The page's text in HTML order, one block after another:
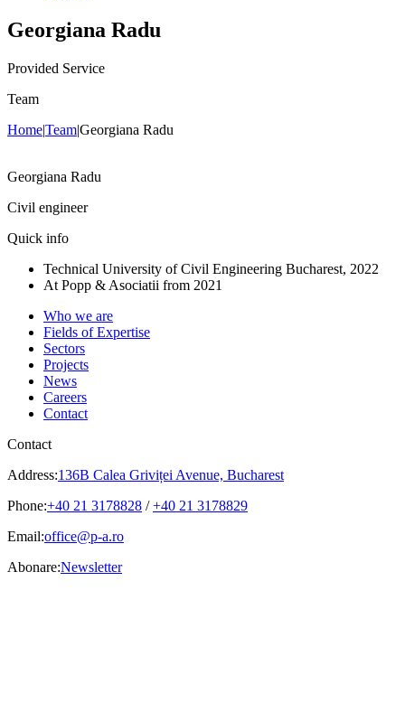
Georgiana Radu
Provided Service
Team
Home|Team|Georgiana Radu
Georgiana Radu
Civil engineer
Quick info
Technical University of Civil Engineering Bucharest, 2022
At Popp & Asociatii from 2021
Who we are
Fields of Expertise
Sectors
Projects
News
Careers
Contact
Contact
Address:136B Calea Griviței Avenue, Bucharest
Phone:+40 21 3178828 /+40 21 3178829
Email:office@p-a.ro
Abonare:Newsletter